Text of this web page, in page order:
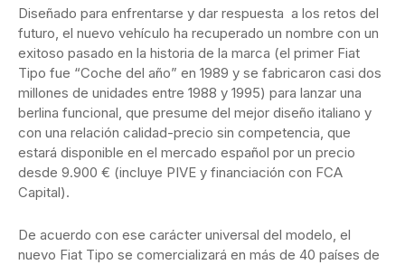
Diseñado para enfrentarse y dar respuesta a los retos del
futuro, el nuevo vehículo ha recuperado un nombre con un
exitoso pasado en la historia de la marca (el primer Fiat
Tipo fue “Coche del año” en 1989 y se fabricaron casi dos
millones de unidades entre 1988 y 1995) para lanzar una
berlina funcional, que presume del mejor diseño italiano y
con una relación calidad-precio sin competencia, que
estará disponible en el mercado español por un precio
desde 9.900 € (incluye PIVE y financiación con FCA
Capital).
De acuerdo con ese carácter universal del modelo, el
nuevo Fiat Tipo se comercializará en más de 40 países de